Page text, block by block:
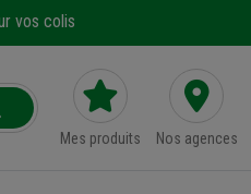
vos colis
Mes produits Nos agences